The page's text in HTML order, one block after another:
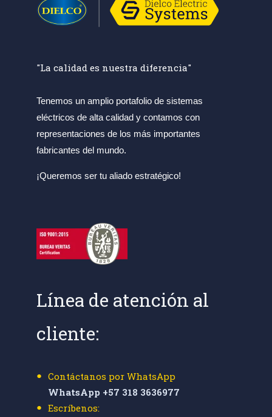
"La calidad es nuestra diferencia"
Tenemos un amplio portafolio de sistemas
eléctricos de alta calidad y contamos con
representaciones de los más importantes
fabricantes del mundo.
¡Queremos ser tu aliado estratégico!
Línea de atención al
cliente:
Contáctanos por WhatsApp
WhatsApp +57 318 3636977
Escríbenos: